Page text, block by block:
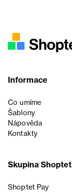
Informace
Co umíme
Šablony
Nápověda
Kontakty
Skupina Shoptet
Shoptet Pay